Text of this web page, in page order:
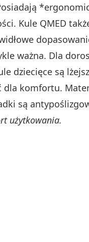
Kule QMED
ważna. Dla
dziecięce są
komfortu.
są
użytkowania.